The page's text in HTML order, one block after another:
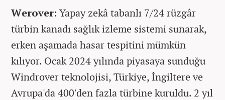
Werover: Yapay zekâ tabanlı 7/24 rüzgâr
türbin kanadı sağlık izleme sistemi sunarak,
erken aşamada hasar tespitini mümkün
kılıyor. Ocak 2024 yılında piyasaya sunduğu
Windrover teknolojisi, Türkiye, İngiltere ve
Avrupa'da 400'den fazla türbine kuruldu. 2 yıl